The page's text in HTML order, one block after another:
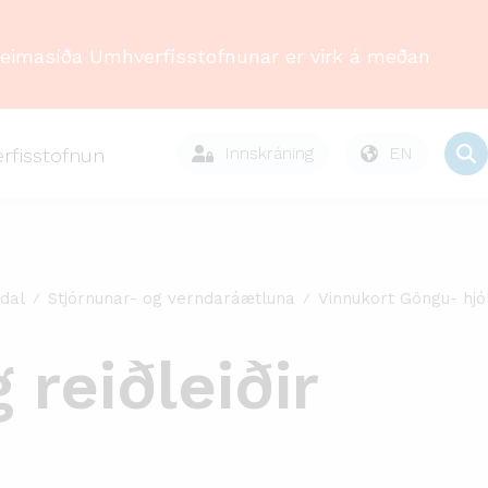
Innskráning EN
Umhverfisstofnunar er virk á meðan
Stjórnunar- og verndaráætluna Vinnukort Göngu-
reiðleiðir